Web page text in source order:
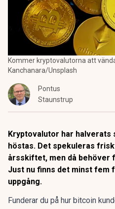
Kommer kryptovalutorna att
Kanchanara/Unsplash
Pontus
Staunstrup
Kryptovalutor har halverats
höstas. Det spekuleras
årsskiftet, men då
Just nu finns det minst fem
uppgång.
Funderar du på hur bitcoin